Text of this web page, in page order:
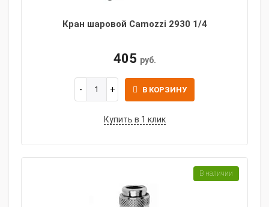
Кран шаровой Camozzi 2930 1/4
405 руб.
В КОРЗИНУ
Купить в 1 клик
В наличии